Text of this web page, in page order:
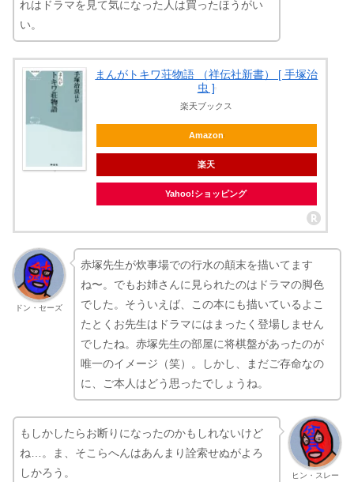
れはドラマを見て気になった人は買ったほうがい
い。
まんがトキワ荘物語 （祥伝社新書） [ 手塚治
虫 ]
楽天ブックス
Amazon
楽天
Yahoo!ショッピング
ドン・セーズ
赤塚先生が炊事場での行水の顛末を描いてます
ね〜。でもお姉さんに見られたのはドラマの脚色
でした。そういえば、この本にも描いているよこ
たとくお先生はドラマにはまったく登場しません
でしたね。赤塚先生の部屋に将棋盤があったのが
唯一のイメージ（笑）。しかし、まだご存命なの
に、ご本人はどう思ったでしょうね。
ヒン・スレー
もしかしたらお断りになったのかもしれないけど
ね…。ま、そこらへんはあんまり詮索せぬがよろ
しかろう。